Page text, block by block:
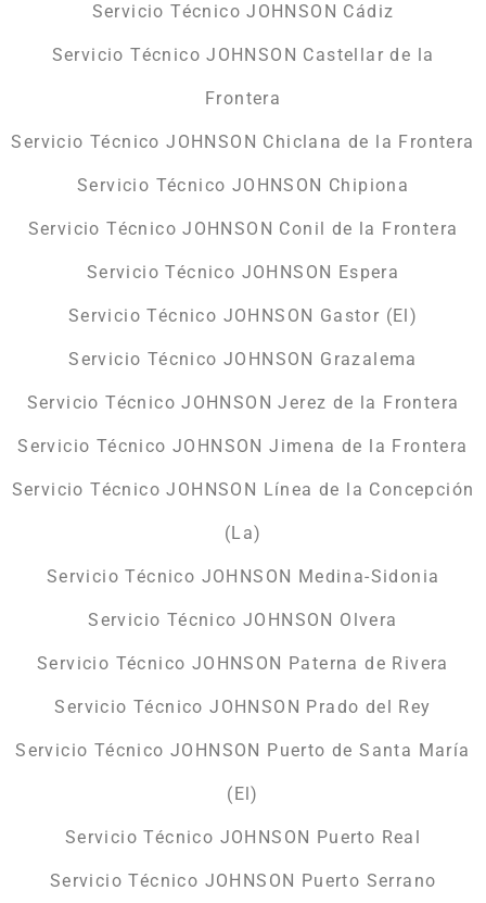
Servicio Técnico JOHNSON Cádiz
Servicio Técnico JOHNSON Castellar de la
Frontera
Servicio Técnico JOHNSON Chiclana de la Frontera
Servicio Técnico JOHNSON Chipiona
Servicio Técnico JOHNSON Conil de la Frontera
Servicio Técnico JOHNSON Espera
Servicio Técnico JOHNSON Gastor (El)
Servicio Técnico JOHNSON Grazalema
Servicio Técnico JOHNSON Jerez de la Frontera
Servicio Técnico JOHNSON Jimena de la Frontera
Servicio Técnico JOHNSON Línea de la Concepción
(La)
Servicio Técnico JOHNSON Medina-Sidonia
Servicio Técnico JOHNSON Olvera
Servicio Técnico JOHNSON Paterna de Rivera
Servicio Técnico JOHNSON Prado del Rey
Servicio Técnico JOHNSON Puerto de Santa María
(El)
Servicio Técnico JOHNSON Puerto Real
Servicio Técnico JOHNSON Puerto Serrano